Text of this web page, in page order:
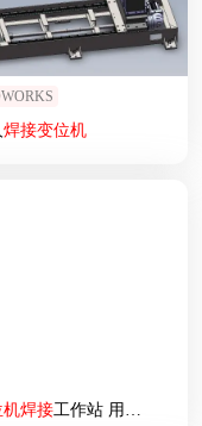
焊接变位机
机焊接工作站 用5轴